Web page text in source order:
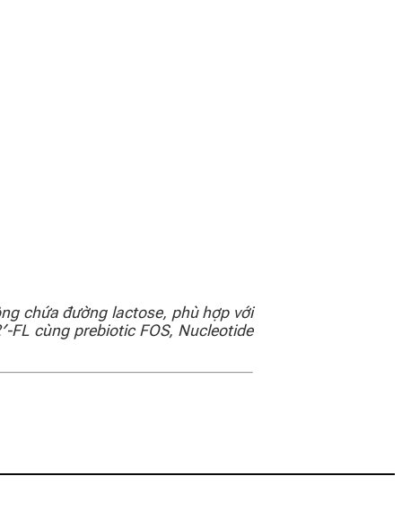
chứa đường lactose, phù hợp với
FL cùng prebiotic FOS, Nucleotide